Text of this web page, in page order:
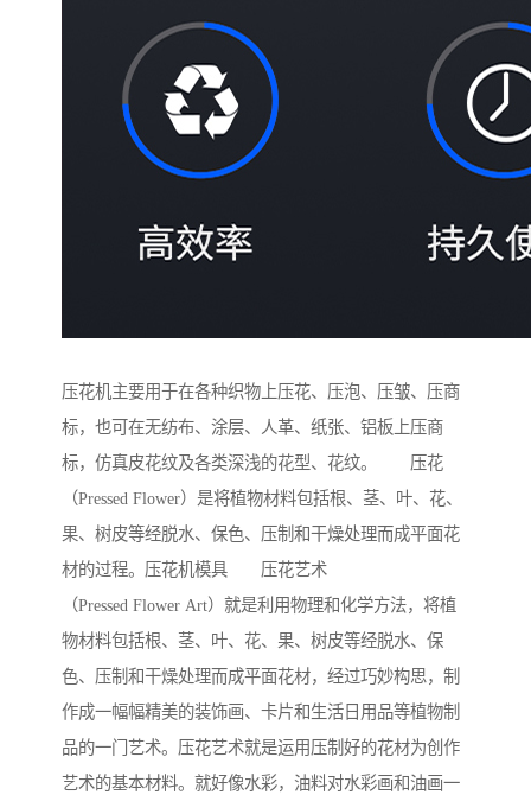
压花机主要用于在各种织物上压花、压泡、压皱、压商
标，也可在无纺布、涂层、人革、纸张、铝板上压商
标，仿真皮花纹及各类深浅的花型、花纹。 压花
（Pressed Flower）是将植物材料包括根、茎、叶、花、
果、树皮等经脱水、保色、压制和干燥处理而成平面花
材的过程。压花机模具 压花艺术
（Pressed Flower Art）就是利用物理和化学方法，将植
物材料包括根、茎、叶、花、果、树皮等经脱水、保
色、压制和干燥处理而成平面花材，经过巧妙构思，制
作成一幅幅精美的装饰画、卡片和生活日用品等植物制
品的一门艺术。压花艺术就是运用压制好的花材为创作
艺术的基本材料。就好像水彩，油料对水彩画和油画一